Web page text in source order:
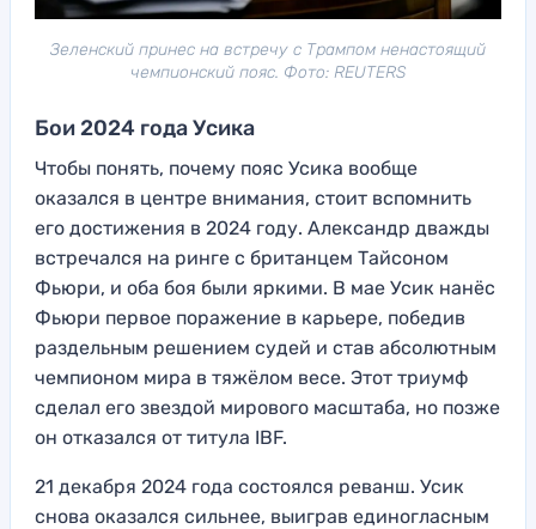
Зеленский принес на встречу с Трампом ненастоящий
чемпионский пояс. Фото: REUTERS
Бои 2024 года Усика
Чтобы понять, почему пояс Усика вообще
оказался в центре внимания, стоит вспомнить
его достижения в 2024 году. Александр дважды
встречался на ринге с британцем Тайсоном
Фьюри, и оба боя были яркими. В мае Усик нанёс
Фьюри первое поражение в карьере, победив
раздельным решением судей и став абсолютным
чемпионом мира в тяжёлом весе. Этот триумф
сделал его звездой мирового масштаба, но позже
он отказался от титула IBF.
21 декабря 2024 года состоялся реванш. Усик
снова оказался сильнее, выиграв единогласным